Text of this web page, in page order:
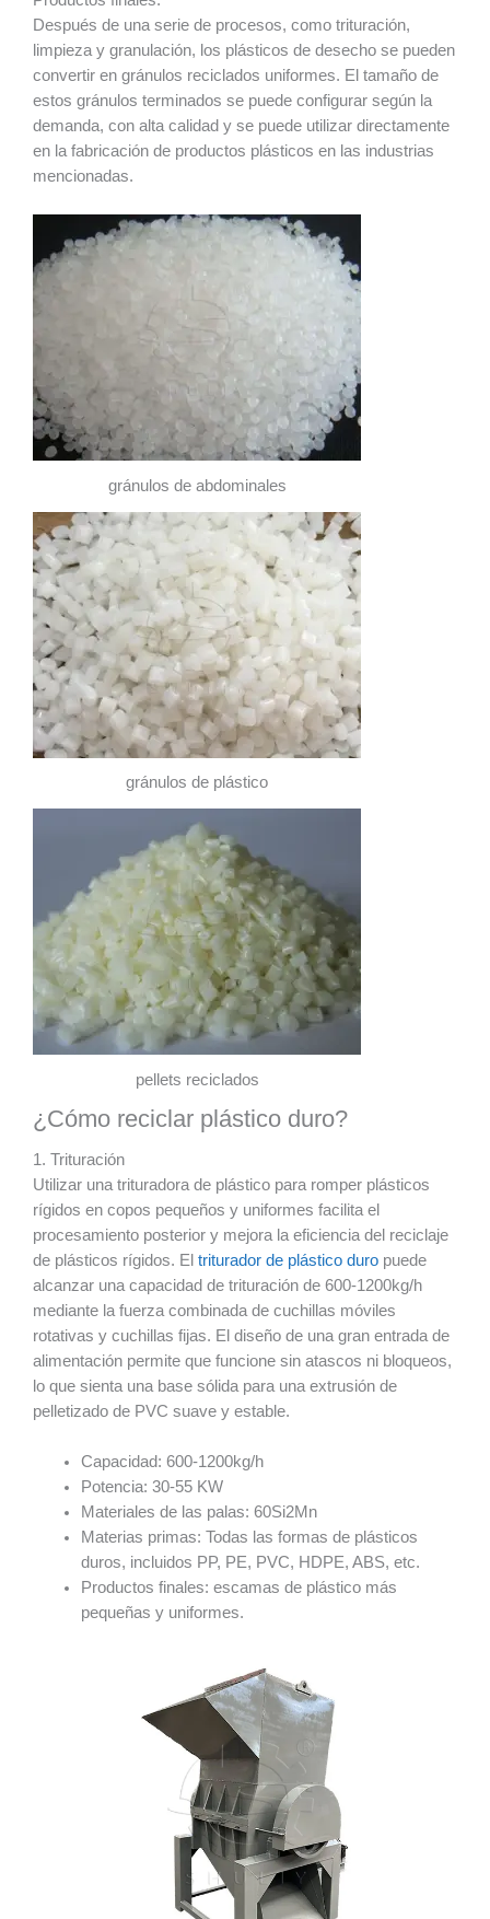
Después de una serie de procesos, como trituración,
limpieza y granulación, los plásticos de desecho se pueden
convertir en gránulos reciclados uniformes. El tamaño de
estos gránulos terminados se puede configurar según la
demanda, con alta calidad y se puede utilizar directamente
en la fabricación de productos plásticos en las industrias
mencionadas.
gránulos de abdominales
gránulos de plástico
pellets reciclados
¿Cómo reciclar plástico duro?
1. Trituración
Utilizar una trituradora de plástico para romper plásticos
rígidos en copos pequeños y uniformes facilita el
procesamiento posterior y mejora la eficiencia del reciclaje
de plásticos rígidos. El triturador de plástico duro puede
alcanzar una capacidad de trituración de 600-1200kg/h
mediante la fuerza combinada de cuchillas móviles
rotativas y cuchillas fijas. El diseño de una gran entrada de
alimentación permite que funcione sin atascos ni bloqueos,
lo que sienta una base sólida para una extrusión de
pelletizado de PVC suave y estable.
Capacidad: 600-1200kg/h
Potencia: 30-55 KW
Materiales de las palas: 60Si2Mn
Materias primas: Todas las formas de plásticos
duros, incluidos PP, PE, PVC, HDPE, ABS, etc.
Productos finales: escamas de plástico más
pequeñas y uniformes.